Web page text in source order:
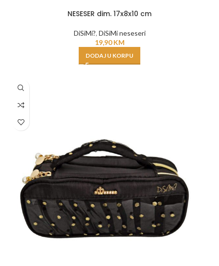
NESESER dim. 17x8x10 cm
DiSiMi?, DiSiMi neseseri
19,90KM
DODAJ U KORPU